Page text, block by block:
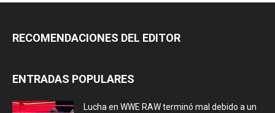
RECOMENDACIONES DEL EDITOR
ENTRADAS POPULARES
Lucha en WWE RAW terminó mal debido a un